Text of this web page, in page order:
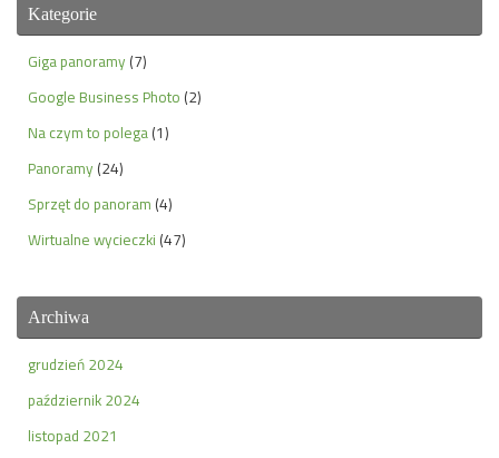
Kategorie
Giga panoramy (7)
Google Business Photo (2)
Na czym to polega (1)
Panoramy (24)
Sprzęt do panoram (4)
Wirtualne wycieczki (47)
Archiwa
grudzień 2024
październik 2024
listopad 2021